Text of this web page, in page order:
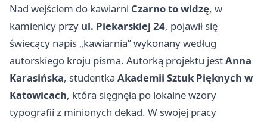
Nad wejściem do kawiarni Czarno to widzę, w
kamienicy przy ul. Piekarskiej 24, pojawił się
świecący napis „kawiarnia” wykonany według
autorskiego kroju pisma. Autorką projektu jestAnna
Karasińska, studentka Akademii Sztuk Pięknych w
Katowicach, która sięgnęła po lokalne wzory
typografii z minionych dekad. W swojej pracy